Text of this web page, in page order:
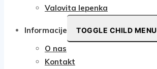
Valovita lepenka
Informacije TOGGLE CHILD MENU
O nas
Kontakt